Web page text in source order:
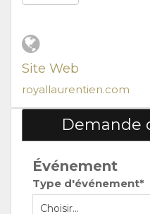
Site Web
royallaurentien.com
Demande
Événement
Type d'événement*